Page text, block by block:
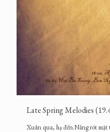
Late Spring Melodies
Xuân qua, hạ đến.Nắng rót